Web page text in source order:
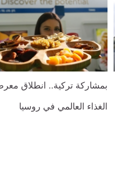
بمشاركة تركية.. انطلاق
الغذاء العالمي في روسيا